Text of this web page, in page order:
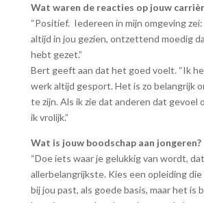
Wat waren de reacties op jouw
“Positief. Iedereen in mijn omgeving zei:
altijd in jou gezien, ontzettend moedig
hebt gezet.”
Bert geeft aan dat het goed voelt. “Ik
werk altijd gesport. Het is zo belangrijk
te zijn. Als ik zie dat anderen dat gevoel
ik vrolijk.”
Wat is jouw boodschap aan jongeren?
“Doe iets waar je gelukkig van wordt,
allerbelangrijkste. Kies een opleiding
bij jou past, als goede basis, maar het is